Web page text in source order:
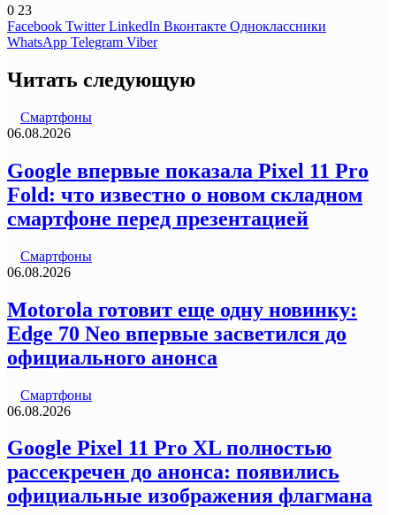
0 23
Facebook Twitter LinkedIn Вконтакте Одноклассники
WhatsApp Telegram Viber
Читать следующую
Смартфоны
06.08.2026
Google впервые показала Pixel 11 Pro
Fold: что известно о новом складном
смартфоне перед презентацией
Смартфоны
06.08.2026
Motorola готовит еще одну новинку:
Edge 70 Neo впервые засветился до
официального анонса
Смартфоны
06.08.2026
Google Pixel 11 Pro XL полностью
рассекречен до анонса: появились
официальные изображения флагмана